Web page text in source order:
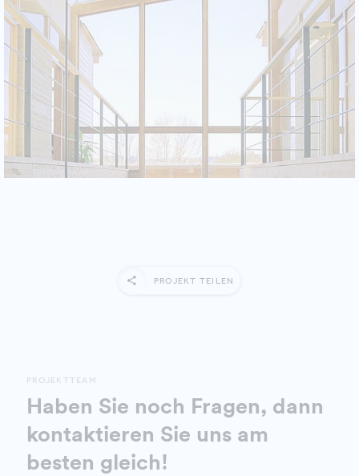
PROJEKT TEILEN
PROJEKTTEAM
Haben Sie noch Fragen, dann
kontaktieren Sie uns am
besten gleich!